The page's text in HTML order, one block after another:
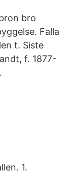
bro
Falla
t. Siste
f. 1877-
1.